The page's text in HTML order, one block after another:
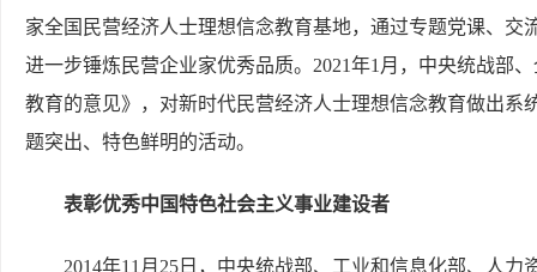
家全国民营经济人士理想信念教育基地，通过专题党课、
进一步锤炼民营企业家优秀品质。2021年1月，中央统战部
教育的意见》，对新时代民营经济人士理想信念教育做出
题突出、特色鲜明的活动。
表彰优秀中国特色社会主义事业建设者
2014年11月25日，中央统战部、工业和信息化部、人